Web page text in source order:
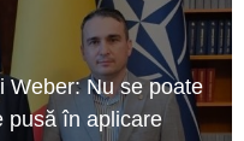
Weber: Nu se poate
pusă în aplicare